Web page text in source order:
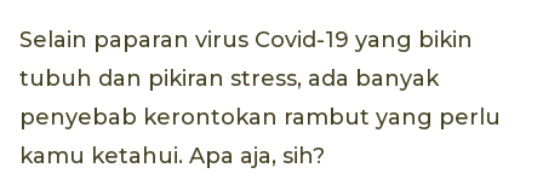
Selain paparan virus Covid-19 yang bikin
tubuh dan pikiran stress, ada banyak
penyebab kerontokan rambut yang perlu
kamu ketahui. Apa aja, sih?